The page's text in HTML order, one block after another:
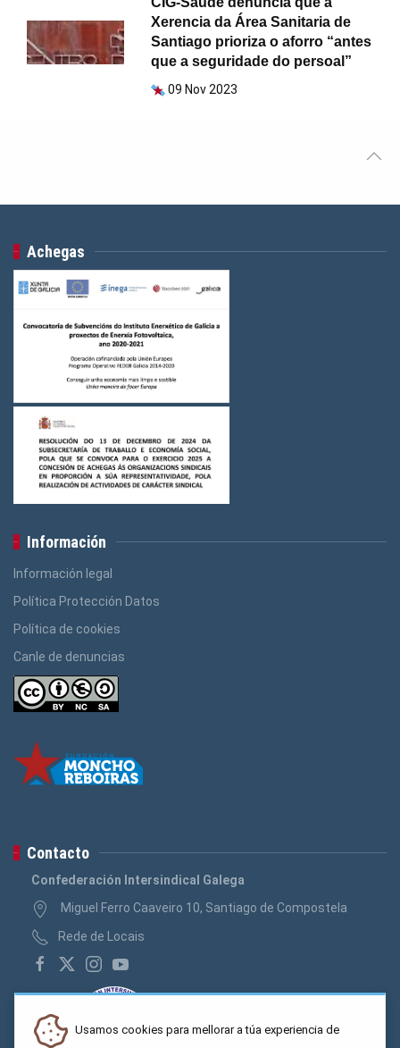
Xerencia da Área Sanitaria de
Santiago prioriza o aforro “antes
que a seguridade do persoal”
09 Nov 2023
Achegas
Información
Información legal
Política Protección Datos
Política de cookies
Canle de denuncias
Contacto
Confederación Intersindical Galega
Miguel Ferro Caaveiro 10, Santiago de Compostela
Rede de Locais
Usamos cookies para mellorar a túa experiencia de